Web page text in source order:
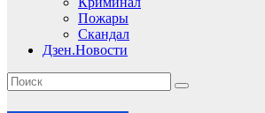
Пожары
Скандал
Дзен.Новости